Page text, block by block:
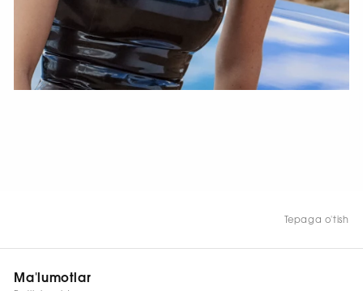
Tepaga o'tish
Ma'lumotlar